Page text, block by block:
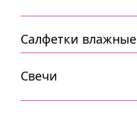
Салфетки влажные
Свечи